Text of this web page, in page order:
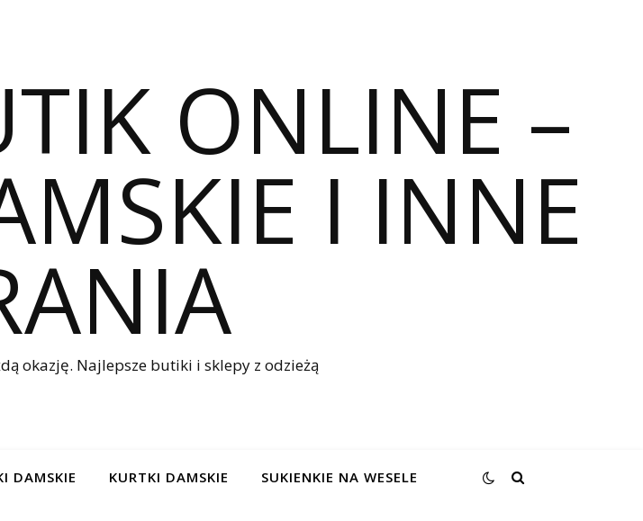
ONLINE –
I INNE
okazję. Najlepsze butiki i sklepy z odzieżą
DAMSKIE KURTKI DAMSKIE SUKIENKIE NA WESELE